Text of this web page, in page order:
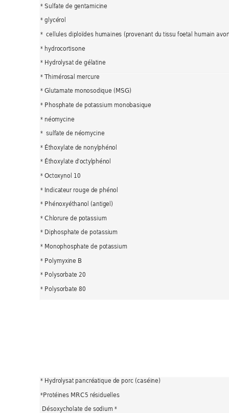
* Sulfate de gentamicine
* glycérol
*  cellules diploïdes humaines (provenant du tissu foetal humain
* hydrocortisone
* Hydrolysat de gélatine
* Thimérosal mercure
* Glutamate monosodique (MSG)
* Phosphate de potassium monobasique
* néomycine
*  sulfate de néomycine
* Éthoxylate de nonylphénol
* Éthoxylate d'octylphénol
* Octoxynol 10
* Indicateur rouge de phénol
* Phénoxyéthanol (antigel)
* Chlorure de potassium
* Diphosphate de potassium
* Monophosphate de potassium
* Polymyxine B
* Polysorbate 20
* Polysorbate 80
* Hydrolysat pancréatique de porc (caséine)
*Protéines MRC5 résiduelles
Désoxycholate de sodium *